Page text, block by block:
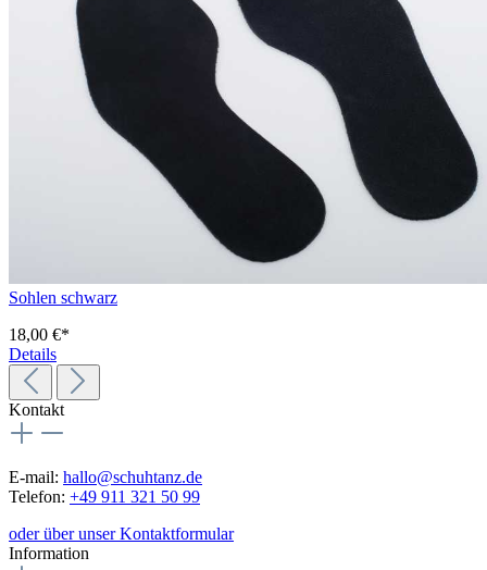
Sohlen schwarz
18,00 €*
Details
Kontakt
E-mail: hallo@schuhtanz.de
Telefon: +49 911 321 50 99
oder über unser Kontaktformular
Information